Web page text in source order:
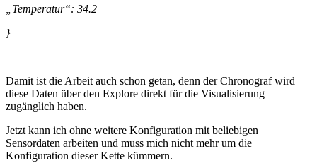
„Temperatur“: 34.2
}
Damit ist die Arbeit auch schon getan, denn der Chronograf wird
diese Daten über den Explore direkt für die Visualisierung
zugänglich haben.
Jetzt kann ich ohne weitere Konfiguration mit beliebigen
Sensordaten arbeiten und muss mich nicht mehr um die
Konfiguration dieser Kette kümmern.